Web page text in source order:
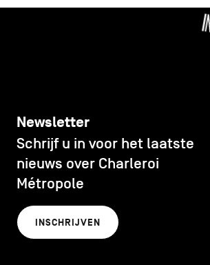
Newsletter
Schrijf u in voor het laatste
nieuws over Charleroi
Métropole
INSCHRIJVEN